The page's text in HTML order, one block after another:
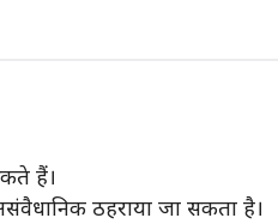
हैं।
ठहराया जा सकता है।